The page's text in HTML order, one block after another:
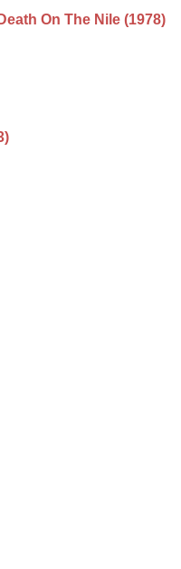
On The Nile (1978)